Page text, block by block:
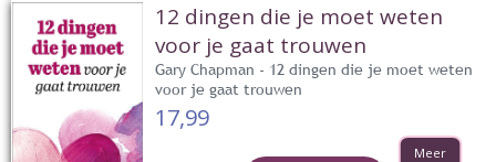
12 dingen die je moet weten
voor je gaat trouwen
Gary Chapman - 12 dingen die je moet weten
voor je gaat trouwen
17,99
Meer